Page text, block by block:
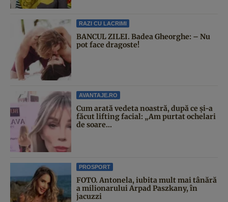
RAZI CU LACRIMI
BANCUL ZILEI. Badea Gheorghe: – Nu
pot face dragoste!
AVANTAJE.RO
Cum arată vedeta noastră, după ce și-a
făcut lifting facial: „Am purtat ochelari
de soare...
PROSPORT
FOTO. Antonela, iubita mult mai tânără
a milionarului Arpad Paszkany, în
jacuzzi